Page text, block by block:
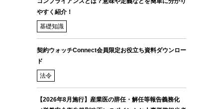
やすく紹介！
基礎知識
契約ウォッチConnect会員限定お役立ち資料ダウンロー
ド
法令
【2026年8月施行】産業医の辞任・解任等報告義務化